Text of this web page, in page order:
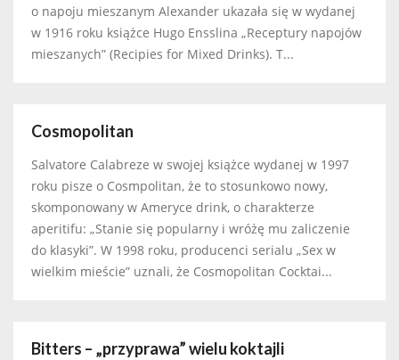
o napoju mieszanym Alexander ukazała się w wydanej
w 1916 roku książce Hugo Ensslina „Receptury napojów
mieszanych” (Recipies for Mixed Drinks). T...
Cosmopolitan
Salvatore Calabreze w swojej książce wydanej w 1997
roku pisze o Cosmpolitan, że to stosunkowo nowy,
skomponowany w Ameryce drink, o charakterze
aperitifu: „Stanie się popularny i wróżę mu zaliczenie
do klasyki”. W 1998 roku, producenci serialu „Sex w
wielkim mieście” uznali, że Cosmopolitan Cocktai...
Bitters – „przyprawa” wielu koktajli